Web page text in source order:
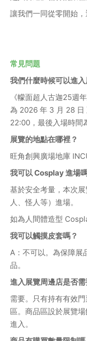
讓我們一同從零開始，
常見問題
我們什麼時候可以進入
《幪面超人古迦25週
為 2026 年 3 月 28
22:00，最後入場時間
展覽的地點在哪裡？
旺角創興廣場地庫
我可以 Cosplay 進場
基於安全考量，本次
人、怪人等）進場。
如為人間體造型
我可以觸摸皮套嗎？
A：不可以。為保障展
品。
進入展覽周邊店是否需
需要。只有持有有效
區。商品區設於展覽
進入。